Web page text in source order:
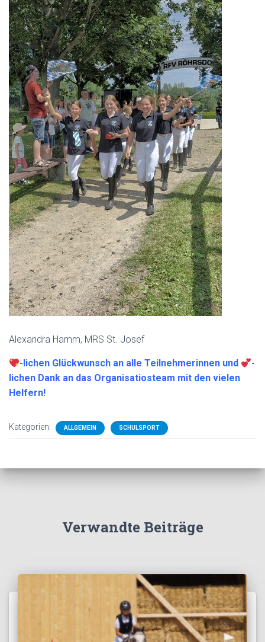
Alexandra Hamm, MRS St. Josef
-lichen Glückwunsch an alle Teilnehmerinnen und
-
lichen Dank an das Organisatiosteam mit den vielen
Helfern!
Kategorien: ALLGEMEIN SCHULSPORT
Verwandte Beiträge